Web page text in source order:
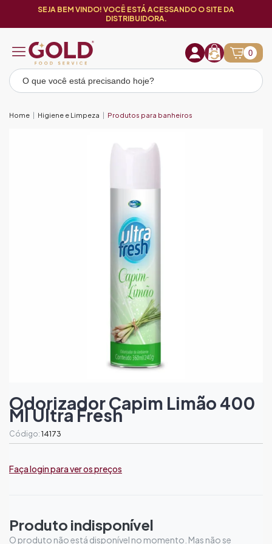
SEJA BEM VINDO! VOCÊ ESTÁ ACESSANDO O SITE DA
DISTRIBUIDORA.
0
Home Higiene e Limpeza Produtos para banheiros
Odorizador Capim Limão 400
Ml Ultra Fresh
Código: 14173
Faça login para ver os preços
Produto indisponível
O produto não está disponível no momento. Mas não se